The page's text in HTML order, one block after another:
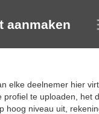
aanmaken
elke deelnemer hier
profiel te uploaden, het
hoog niveau uit,